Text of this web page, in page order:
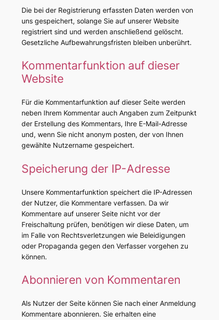
Die bei der Registrierung erfassten Daten werden von
uns gespeichert, solange Sie auf unserer Website
registriert sind und werden anschließend gelöscht.
Gesetzliche Aufbewahrungsfristen bleiben unberührt.
Kommentarfunktion auf dieser
Website
Für die Kommentarfunktion auf dieser Seite werden
neben Ihrem Kommentar auch Angaben zum Zeitpunkt
der Erstellung des Kommentars, Ihre E-Mail-Adresse
und, wenn Sie nicht anonym posten, der von Ihnen
gewählte Nutzername gespeichert.
Speicherung der IP-Adresse
Unsere Kommentarfunktion speichert die IP-Adressen
der Nutzer, die Kommentare verfassen. Da wir
Kommentare auf unserer Seite nicht vor der
Freischaltung prüfen, benötigen wir diese Daten, um
im Falle von Rechtsverletzungen wie Beleidigungen
oder Propaganda gegen den Verfasser vorgehen zu
können.
Abonnieren von Kommentaren
Als Nutzer der Seite können Sie nach einer Anmeldung
Kommentare abonnieren. Sie erhalten eine